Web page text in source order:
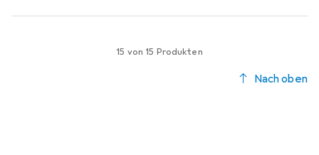
15 von 15 Produkten
Nach oben